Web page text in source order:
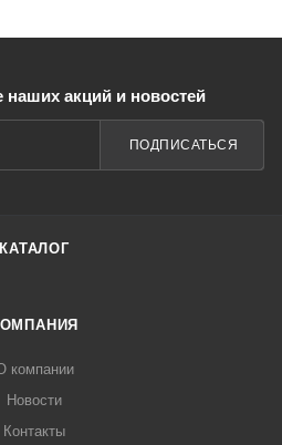
наших акций и новостей
ПОДПИСАТЬСЯ
КАТАЛОГ
компании
Новости
Контакты